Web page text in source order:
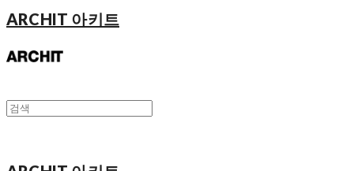
ARCHIT 아키트